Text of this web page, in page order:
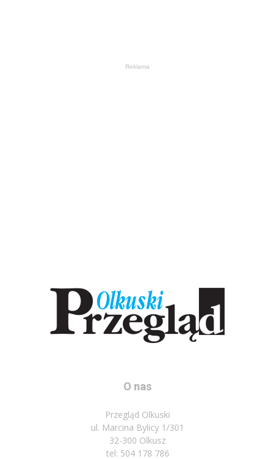
Reklama
O nas
Przegląd Olkuski
ul. Marcina Bylicy 1/301
32-300 Olkusz
tel: 504 178 786